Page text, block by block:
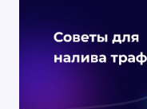
вебмастера и
инструментами, не